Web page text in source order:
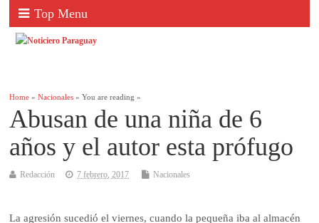
Top Menu
Home »Nacionales » You are reading »
Abusan de una niña de 6
años y el autor esta prófugo
Redacción 7 febrero, 2017 Nacionales
La agresión sucedió el viernes, cuando la pequeña iba al almacén